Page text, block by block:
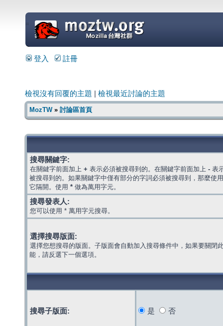
=
登入 註冊
檢視沒有回覆的主題 檢視最近討論的主題
MozTW» 討論區首頁
搜尋關鍵字:
在關鍵字前面加上 + 表示必須被搜尋到的。在關鍵字前面加上 - 表
被搜尋到的。如果關鍵字中僅有部分的字詞必須被搜尋到，那麼使
它隔開。使用 * 做為萬用字元。
搜尋發表人:
您可以使用 * 萬用字元搜尋。
選擇搜尋版面:
選擇您想搜尋的版面。子版面會自動加入搜尋條件中，如果要關閉
能，請反選下一個選項。
搜尋子版面: 是 否